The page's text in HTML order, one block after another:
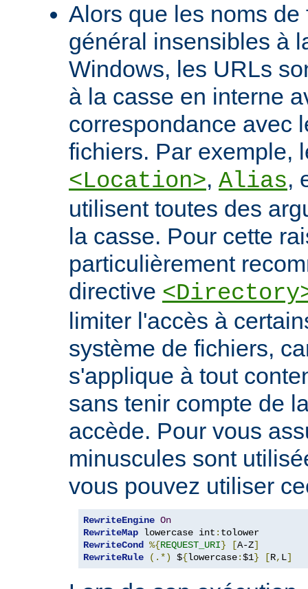
Alors que les noms
général insensibles à
Windows, les URLs
à la casse en interne
correspondance avec
fichiers. Par exemple,
<Location>, Alias,
utilisent toutes des
la casse. Pour cette
particulièrement
directive
limiter l'accès à
système de fichiers,
s'applique à tout
sans tenir compte de
accède. Pour vous
minuscules sont
vous pouvez utiliser
RewriteEngine On
RewriteMap lowercase int :
RewriteCond %{REQUEST_URI} [A-Z]
RewriteRule
(.*) ${lowercase:$1} [R, L]